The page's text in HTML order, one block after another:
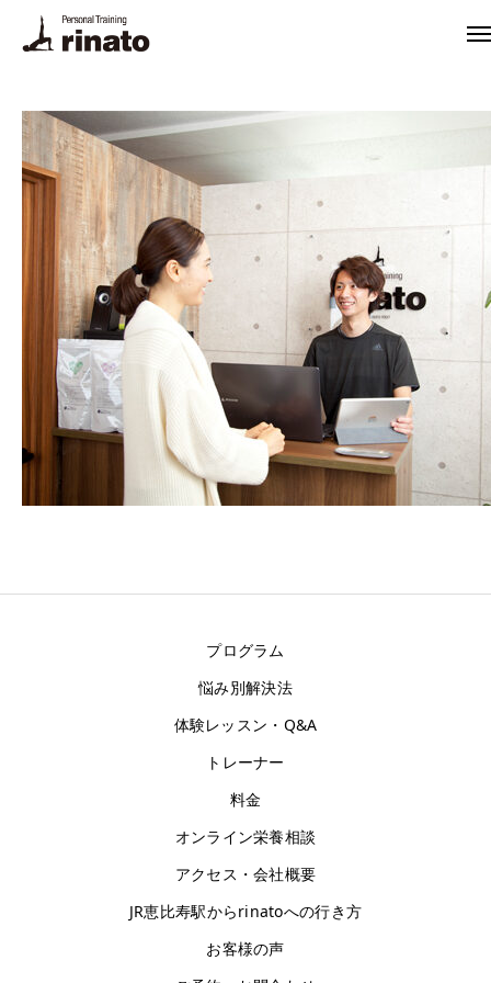
プログラム
悩み別解決法
体験レッスン・Q&A
トレーナー
料金
オンライン栄養相談
アクセス・会社概要
JR恵比寿駅からrinatoへの行き方
お客様の声
ご予約・お問合せ
プログラム
料金
トレーナー
体験トレーニング・FAQ
悩み別解決法
栄養相談